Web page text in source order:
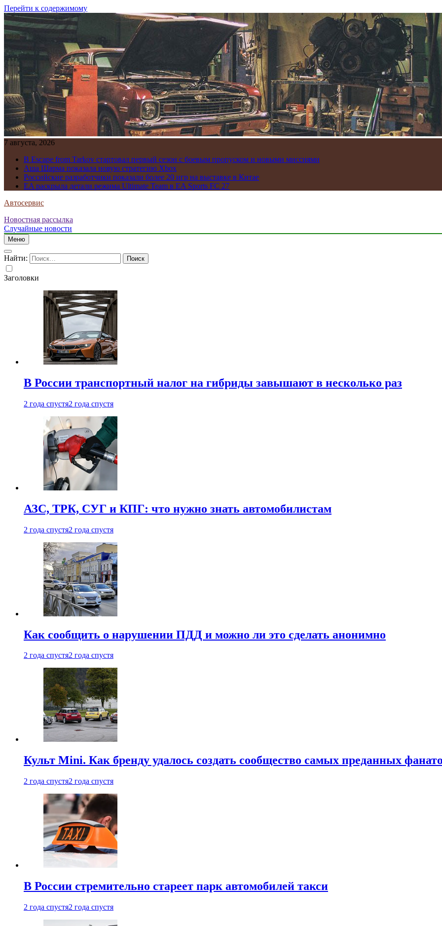
Перейти к содержимому
7 августа, 2026
В Escape from Tarkov стартовал первый сезон с боевым пропуском и новыми миссиями
Аша Шарма показала новую стратегию Xbox
Российские разработчики показали более 20 игр на выставке в Китае
EA раскрыла детали режима Ultimate Team в EA Sports FC 27
Автосервис
Новостная рассылка
Случайные новости
Меню
Найти:
Заголовки
В России транспортный налог на гибриды завышают в несколько раз
2 года спустя2 года спустя
АЗС, ТРК, СУГ и КПГ: что нужно знать автомобилистам
2 года спустя2 года спустя
Как сообщить о нарушении ПДД и можно ли это сделать анонимно
2 года спустя2 года спустя
Культ Mini. Как бренду удалось создать сообщество самых преданных
2 года спустя2 года спустя
В России стремительно стареет парк автомобилей такси
2 года спустя2 года спустя